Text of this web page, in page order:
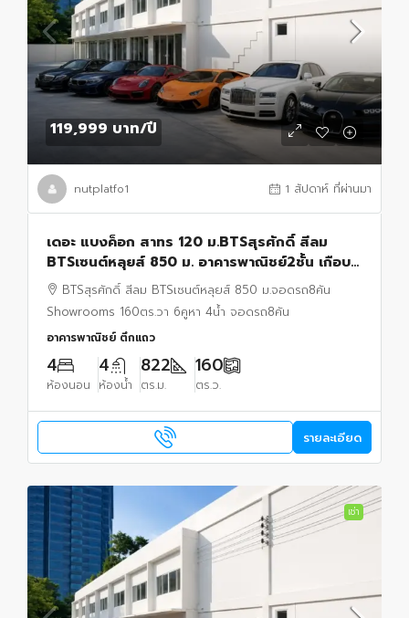
119,999 บาท/ปี
nutplatfo1 1 สัปดาห์ ที่ผ่านมา
เดอะ แบงค็อก สาทร 120 ม.BTSสุรศักดิ์ สีลม
BTSเซนต์หลุยส์ 850 ม. อาคารพาณิชย์2ชั้น เกือบ
ครึ่งไร่ 160ตร.วา 6คูหา 4น้ำ จอดรถ8คัน
Showrooms 1
BTSสุรศักดิ์ สีลม BTSเซนต์หลุยส์ 850 ม.จอดรถ8คัน
Showrooms 160ตร.วา 6คูหา 4น้ำ จอดรถ8คัน
อาคารพาณิชย์ ตึกแถว
4
ห้องนอน
4
ห้องน้ำ
822
ตร.ม.
160
ตร.ว.
รายละเอียด
เช่า